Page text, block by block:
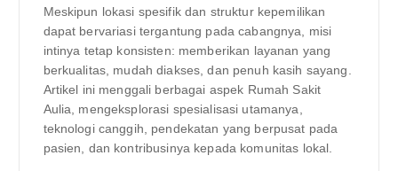
Meskipun lokasi spesifik dan struktur kepemilikan
dapat bervariasi tergantung pada cabangnya, misi
intinya tetap konsisten: memberikan layanan yang
berkualitas, mudah diakses, dan penuh kasih sayang.
Artikel ini menggali berbagai aspek Rumah Sakit
Aulia, mengeksplorasi spesialisasi utamanya,
teknologi canggih, pendekatan yang berpusat pada
pasien, dan kontribusinya kepada komunitas lokal.